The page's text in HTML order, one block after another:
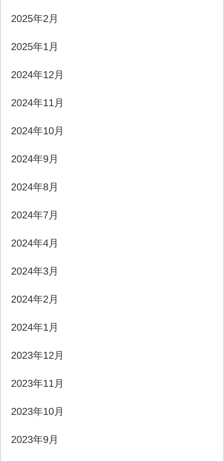
2025年2月
2025年1月
2024年12月
2024年11月
2024年10月
2024年9月
2024年8月
2024年7月
2024年4月
2024年3月
2024年2月
2024年1月
2023年12月
2023年11月
2023年10月
2023年9月